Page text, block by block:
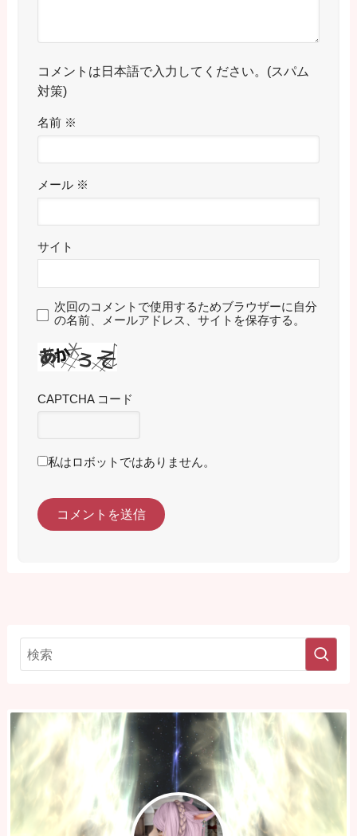
コメントは日本語で入力してください。(スパム
対策)
名前 ※
メール ※
サイト
次回のコメントで使用するためブラウザーに自分
の名前、メールアドレス、サイトを保存する。
CAPTCHA コード
私はロボットではありません。